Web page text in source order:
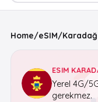
Home/eSIM/Karadağ
ESIM
Yerel 4G/
gerekmez.